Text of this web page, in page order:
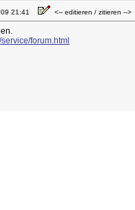
21:41 <-- editieren / zitieren -->
forum.html